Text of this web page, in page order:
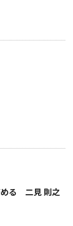
める 二見 則之